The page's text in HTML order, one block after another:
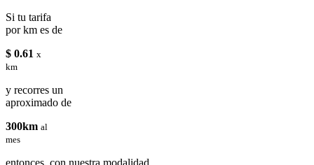
Si tu tarifa
por km es de
$ 0.61 x
km
y recorres un
aproximado de
300km al
mes
entonces, con nuestra modalidad